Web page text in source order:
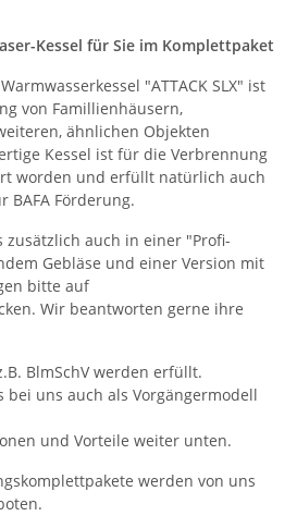
Kessel für Sie im Komplettpaket
"ATTACK SLX" ist
von Famillienhäusern,
ähnlichen Objekten
Kessel ist für die Verbrennung
worden und erfüllt natürlich auch
BAFA Förderung.
zusätzlich auch in einer "Profi-
Gebläse und einer Version mit
bitte auf
Wir beantworten gerne ihre
BlmSchV werden erfüllt.
bei uns auch als Vorgängermodell
und Vorteile weiter unten.
werden von uns